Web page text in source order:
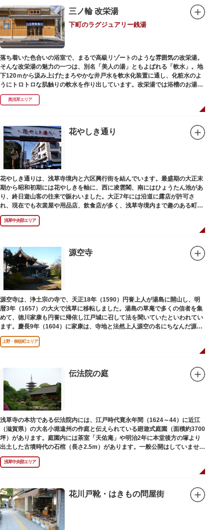
三ノ輪 改栄湯
下町のラグジュアリー銭湯
落ち着いた色合いの浴室で、まるで高級リゾートのような雰囲気の改栄湯。
そんな改栄湯の魅力の一つは、別名「美人の湯」ともよばれる「軟水」。地
下120ｍから汲み上げたまろやかな井戸水を軟水化装置に通し、化粧水のよ
うにトロトロな肌触りの軟水を作り出しています。改栄湯では浴槽のお湯か
らカランのお湯まですべてが軟水。お風呂上がりにはお肌しっとり、髪の毛
さらさらになれることまちがいなしです。お風呂の種類も多く、高濃度浸透
炭酸泉、シルキーバス、ジェットバス、サウナなど気分によって様々なお風
そしてお風呂上がりには、キンキンに冷えた生ビールやレモンサワーで乾杯
するもよし、改栄湯名物こだわりの生乳ソフトクリームを食べるのもよし、
どの年代の方々も、身も心も温まる幸せな空間となっています。オリジナル
グッズの販売もありますのでお立ち寄りの際にはぜひ覗いてみてください
ね。
奥浅草エリア
花やしき通り
花やしき通りは、浅草寺境内と六区興行街を結んでいます。最盛期の大正末
期から昭和初期には花やしきを軸に、西に凌雲閣、南にはひょうたん池があ
り、終日遊山客の往来で賑わいました。大正7年には沿道に露店が許可さ
れ、現在でも衣裳屋や用品店、飲食店が多く、浅草寺境内まで趣のある町並
みが続いています。
浅草中央部エリア
源空寺
源空寺は、浄土宗の寺で、天正18年（1590）円誉上人が湯島に開山し、明
暦3年（1657）の大火で浅草に移転しました。湯島の草庵で多くの信者を集
めて、徳川家康も円誉に帰依し江戸城に召して法を聞いていたといわれてい
ます。慶長9年（1604）に家康は、寺地と法然上人源空の名にちなんだ源空
寺の号を円誉に与えました。
上野・御徒町エリア
伝法院の庭
浅草寺の本坊である伝法院内には、江戸時代寛永年間（1624～44）に近江
（滋賀県）の大名小堀遠州の作庭と伝えられている廻遊式庭園（面積約3700
坪）があります。庭園内には茶室「天佑庵」や明治2年に本堂後方の塚より
出土した古墳時代の石棺（長さ2.5m）があります。一般公開はしていません
が、不定期で特別公開されることがあります。
浅草中央部エリア
花川戸靴・はきもの問屋街